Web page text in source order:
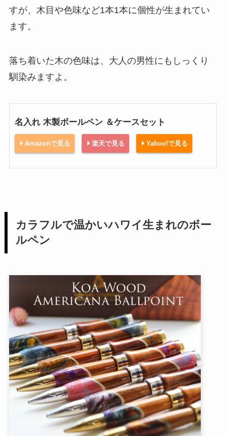
すが、木目や色味など1本1本に個性が生まれてい
ます。
落ち着いた木の色味は、大人の男性にもしっくり
馴染みますよ。
名入れ 木製ボールペン ＆ケースセット
Amazonで見る 楽天で見る Yahoo!で見る
カラフルで温かいハワイ生まれのボー
ルペン